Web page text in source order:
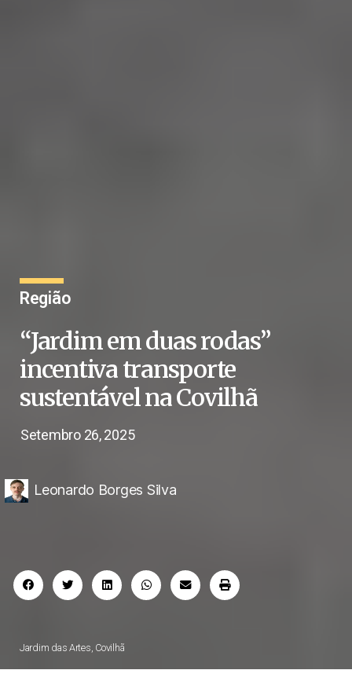
Região
“Jardim em duas rodas”
incentiva transporte
sustentável na Covilhã
Setembro 26, 2025
Leonardo Borges Silva
Jardim das Artes, Covilhã